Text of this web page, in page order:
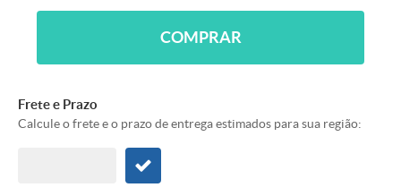
COMPRAR
Frete e Prazo
Calcule o frete e o prazo de entrega estimados para sua região: